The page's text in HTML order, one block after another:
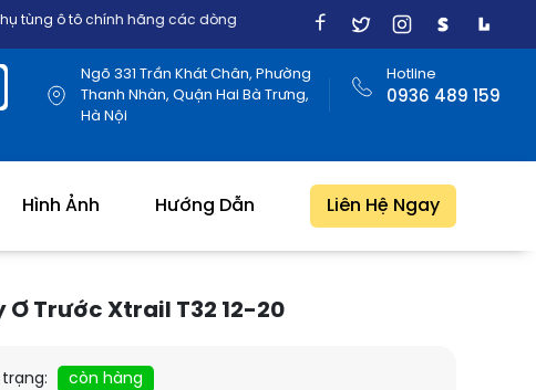
chính hãng các dòng xe Nhật, Mỹ, Đức, Hàn Quốc
Ngõ 331 Trần Khát Chân, Phường
Thanh Nhàn, Quận Hai Bà Trưng,
Hà Nội
Hotline
0936 489 159
Hình Ảnh Hướng Dẫn Liên Hệ Ngay
Ơ Trước Xtrail T32 12-20
trạng:
còn hàng